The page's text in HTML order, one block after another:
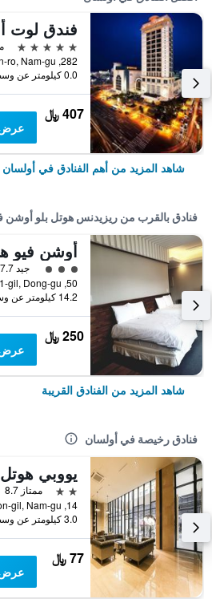
5 نجوم
0.0 كيلومتر عن وسط المدينة
407 ﷼
عرض
شاهد المزيد من أهم الفنادق في أولسان
فنادق بالقرب من ريزيدنس هوتل بلو أوشن
أوشن فيو
تقييم فئة 3جيد 7.7
14.2 كيلومتر عن وسط المدينة
250 ﷼
عرض
شاهد المزيد من الفنادق القريبة
فنادق رخيصة في أولسان
يووبي هوتل
2 نجمتين
ممتاز 8.7
3.0 كيلومتر عن وسط المدينة
77 ﷼
عرض